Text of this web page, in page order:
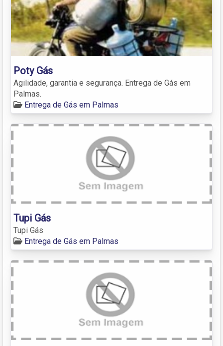
Poty Gás
Agilidade, garantia e segurança. Entrega de Gás em
Palmas.
Entrega de Gás em Palmas
Tupi Gás
Tupi Gás
Entrega de Gás em Palmas